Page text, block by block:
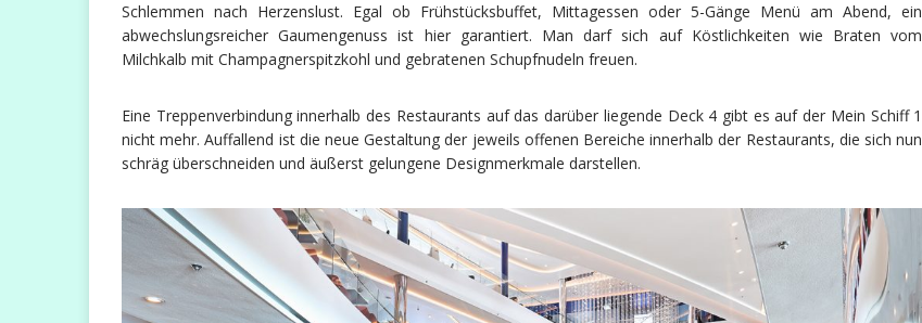
Schlemmen nach Herzenslust. Egal ob Frühstücksbuffet, Mittagessen oder 5-Gänge Menü am Abend, ein
abwechslungsreicher Gaumengenuss ist hier garantiert. Man darf sich auf Köstlichkeiten wie Braten vom
Milchkalb mit Champagnerspitzkohl und gebratenen Schupfnudeln freuen.
Eine Treppenverbindung innerhalb des Restaurants auf das darüber liegende Deck 4 gibt es auf der Mein Schiff 1
nicht mehr. Auffallend ist die neue Gestaltung der jeweils offenen Bereiche innerhalb der Restaurants, die sich nun
schräg überschneiden und äußerst gelungene Designmerkmale darstellen.